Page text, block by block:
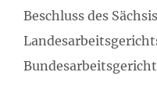
Beschluss des